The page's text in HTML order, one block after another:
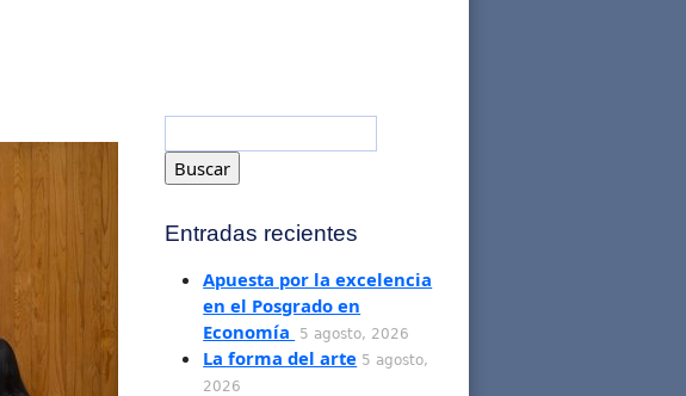
Entradas recientes
Apuesta por la excelencia
en el Posgrado en
Economía
5 agosto, 2026
La forma del arte 5 agosto,
2026